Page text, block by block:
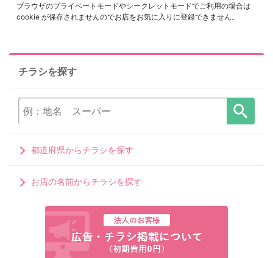
ブラウザのプライベートモードやシークレットモードでご利用の場合は
cookie が保存されませんのでお店をお気に入りに登録できません。
チラシを探す
都道府県からチラシを探す
お店の名前からチラシを探す